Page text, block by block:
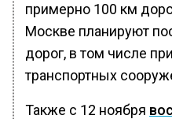
примерно 100 км
Москве планируют
дорог, в том числе
транспортных
Также с 12 ноября